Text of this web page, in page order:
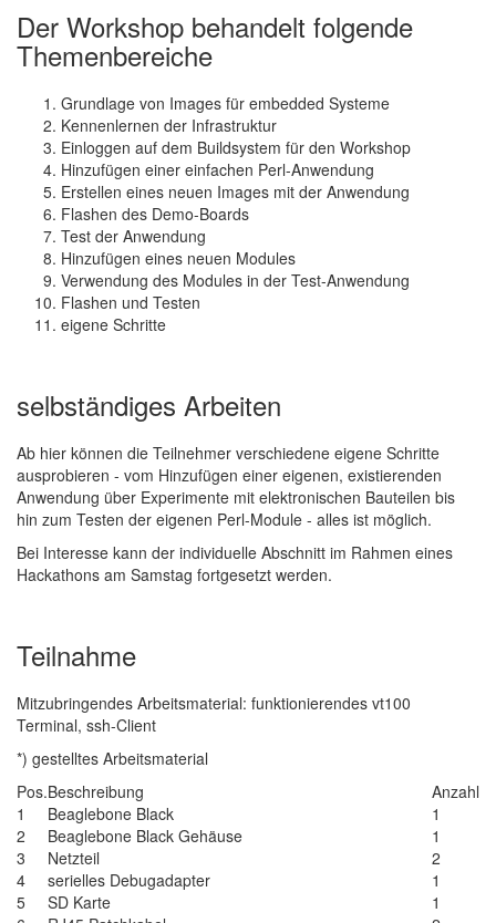
Der Workshop behandelt folgende
Themenbereiche
Grundlage von Images für embedded Systeme
Kennenlernen der Infrastruktur
Einloggen auf dem Buildsystem für den Workshop
Hinzufügen einer einfachen Perl-Anwendung
Erstellen eines neuen Images mit der Anwendung
Flashen des Demo-Boards
Test der Anwendung
Hinzufügen eines neuen Modules
Verwendung des Modules in der Test-Anwendung
Flashen und Testen
eigene Schritte
selbständiges Arbeiten
Ab hier können die Teilnehmer verschiedene eigene Schritte
ausprobieren - vom Hinzufügen einer eigenen, existierenden
Anwendung über Experimente mit elektronischen Bauteilen bis
hin zum Testen der eigenen Perl-Module - alles ist möglich.
Bei Interesse kann der individuelle Abschnitt im Rahmen eines
Hackathons am Samstag fortgesetzt werden.
Teilnahme
Mitzubringendes Arbeitsmaterial: funktionierendes vt100
Terminal, ssh-Client
*) gestelltes Arbeitsmaterial
Pos.Beschreibung
Anzahl
1
Beaglebone Black
1
2
Beaglebone Black Gehäuse
1
3
Netzteil
2
4
serielles Debugadapter
1
5
SD Karte
1